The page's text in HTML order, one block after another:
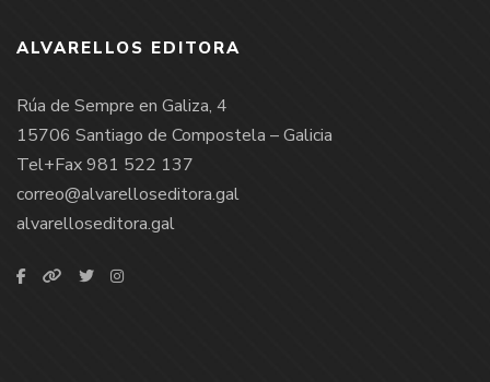
ALVARELLOS EDITORA
Rúa de Sempre en Galiza, 4
15706 Santiago de Compostela – Galicia
Tel+Fax 981 522 137
correo@alvarelloseditora.gal
alvarelloseditora.gal